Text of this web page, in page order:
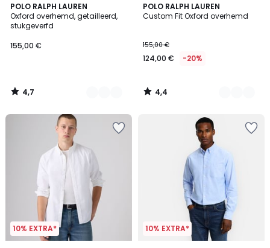
POLO RALPH LAUREN
Oxford overhemd, getailleerd,
stukgeverfd
155,00 €
4,7
/ 5
3
Kleuren
4,7
/
POLO RALPH LAUREN
Custom Fit Oxford overhemd
155,00 €
124,00 € -20%
4,4
/ 5
2
Kleuren
4,4
/
10% EXTRA* 10% EXTRA*